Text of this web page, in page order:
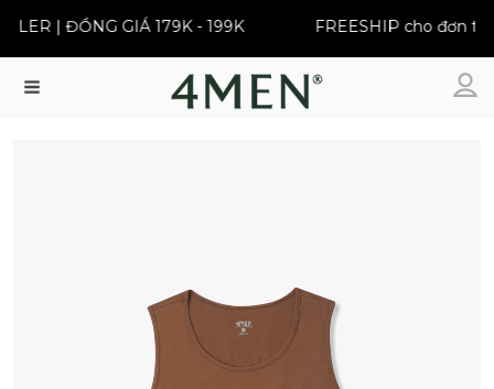
| ĐỒNG GIÁ 179K - 199K FREESHIP cho đơn từ